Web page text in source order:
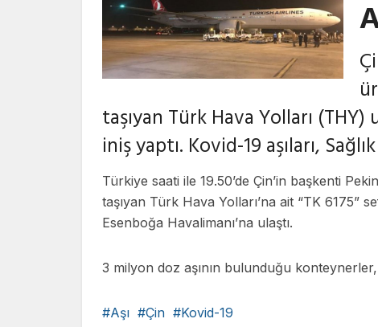
taşıyan Türk Hava Yolları (THY)
iniş yaptı. Kovid-19 aşıları,
Türkiye saati ile 19.50’de Çin’in başkenti
taşıyan Türk Hava Yolları’na ait “TK 6175”
Esenboğa Havalimanı’na ulaştı.
3 milyon doz aşının bulunduğu konteynerler,
Aşı Çin Kovid-19